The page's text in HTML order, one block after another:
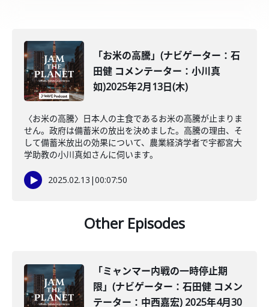
「お米の高騰」(ナビゲーター：石
田健 コメンテーター：小川真
如)2025年2月13日(木)
〈お米の高騰〉日本人の主食であるお米の高騰が止まりま
せん。政府は備蓄米の放出を決めました。高騰の理由、そ
して備蓄米放出の効果について、農業経済学者で宇都宮大
学助教の小川真如さんに伺います。
2025.02.13 |00:07:50
Other Episodes
「ミャンマー内戦の一時停止期
限」(ナビゲーター：石田健 コメン
テーター：中西嘉宏) 2025年4月30